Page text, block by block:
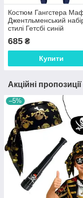
Костюм Гангстера
Джентльменський
стилі Гетсбі синій
685 ₴
Купити
Акційні
–5%